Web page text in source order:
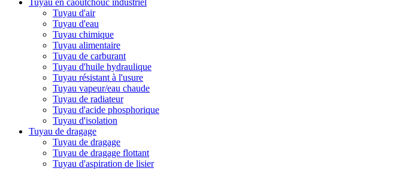
Tuyau en caoutchouc industriel
Tuyau d'air
Tuyau d'eau
Tuyau chimique
Tuyau alimentaire
Tuyau de carburant
Tuyau d'huile hydraulique
Tuyau résistant à l'usure
Tuyau vapeur/eau chaude
Tuyau de radiateur
Tuyau d'acide phosphorique
Tuyau d'isolation
Tuyau de dragage
Tuyau de dragage
Tuyau de dragage flottant
Tuyau d'aspiration de lisier